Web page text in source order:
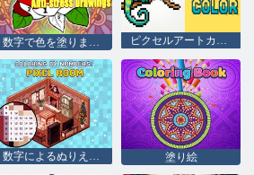
ピクセルアートカラー
数字によるぬりえ。 ピクセルルーム 塗り絵